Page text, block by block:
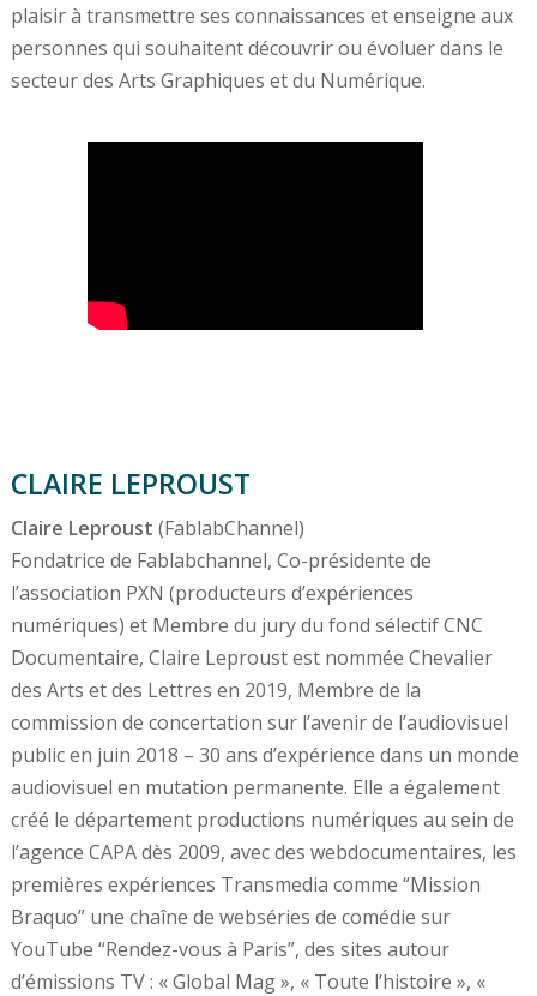
plaisir à transmettre ses connaissances et enseigne aux
personnes qui souhaitent découvrir ou évoluer dans le
secteur des Arts Graphiques et du Numérique.
CLAIRE LEPROUST
Claire Leproust (FablabChannel)
Fondatrice de Fablabchannel, Co-présidente de
l’association PXN (producteurs d’expériences
numériques) et Membre du jury du fond sélectif CNC
Documentaire, Claire Leproust est nommée Chevalier
des Arts et des Lettres en 2019, Membre de la
commission de concertation sur l’avenir de l’audiovisuel
public en juin 2018 – 30 ans d’expérience dans un monde
audiovisuel en mutation permanente. Elle a également
créé le département productions numériques au sein de
l’agence CAPA dès 2009, avec des webdocumentaires, les
premières expériences Transmedia comme “Mission
Braquo” une chaîne de webséries de comédie sur
YouTube “Rendez-vous à Paris”, des sites autour
d’émissions TV : « Global Mag », « Toute l’histoire », «